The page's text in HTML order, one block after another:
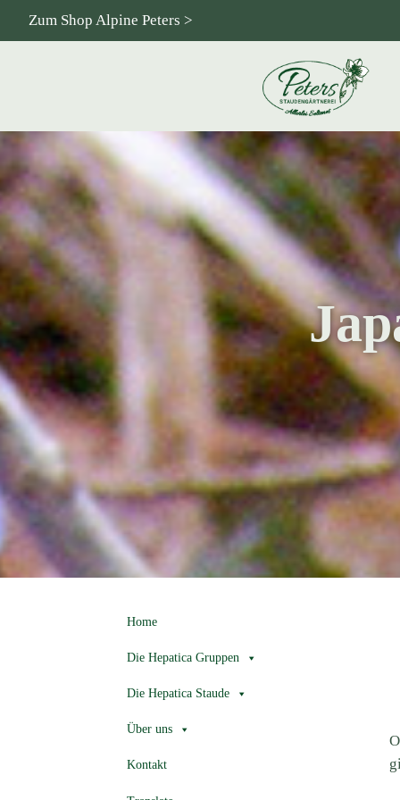
Zum Shop Alpine Peters >
Home
Die Hepatica Gruppen
Die Hepatica Staude
Über uns
Kontakt